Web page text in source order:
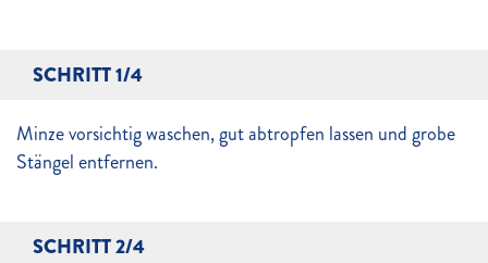
SCHRITT 1/4
Minze vorsichtig waschen, gut abtropfen lassen und grobe
Stängel entfernen.
SCHRITT 2/4